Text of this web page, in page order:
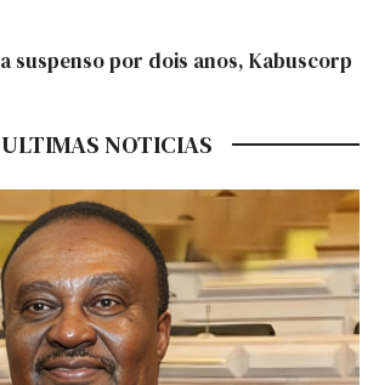
suspenso por dois anos, Kabuscorp
ULTIMAS NOTICIAS